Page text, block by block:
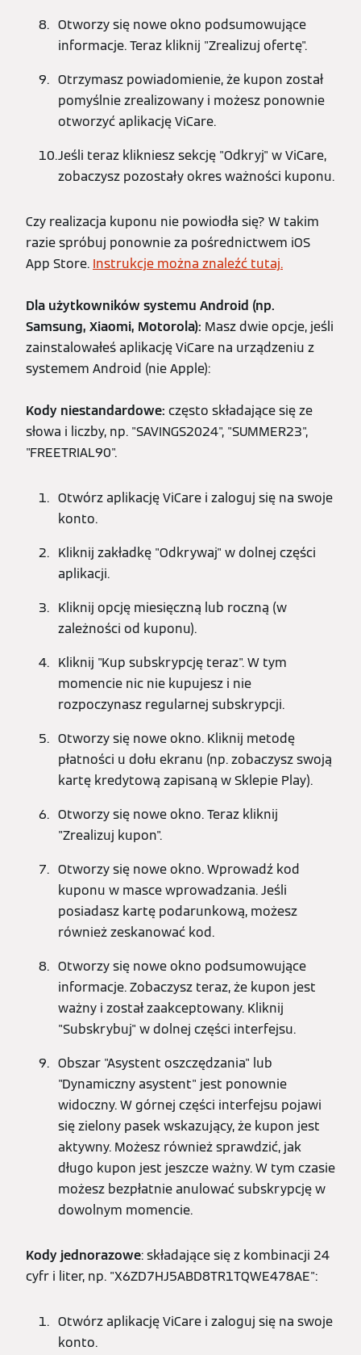
Otworzy się nowe okno podsumowujące
informacje. Teraz kliknij "Zrealizuj ofertę".
Otrzymasz powiadomienie, że kupon został
pomyślnie zrealizowany i możesz ponownie
otworzyć aplikację ViCare.
Jeśli teraz klikniesz sekcję "Odkryj" w ViCare,
zobaczysz pozostały okres ważności kuponu.
Czy realizacja kuponu nie powiodła się? W takim
razie spróbuj ponownie za pośrednictwem iOS
App Store. Instrukcje można znaleźć tutaj.
Dla użytkowników systemu Android (np.
Samsung, Xiaomi, Motorola): Masz dwie opcje, jeśli
zainstalowałeś aplikację ViCare na urządzeniu z
systemem Android (nie Apple):
Kody niestandardowe: często składające się ze
słowa i liczby, np. "SAVINGS2024", "SUMMER23",
"FREETRIAL90".
Otwórz aplikację ViCare i zaloguj się na swoje
konto.
Kliknij zakładkę "Odkrywaj" w dolnej części
aplikacji.
Kliknij opcję miesięczną lub roczną (w
zależności od kuponu).
Kliknij "Kup subskrypcję teraz". W tym
momencie nic nie kupujesz i nie
rozpoczynasz regularnej subskrypcji.
Otworzy się nowe okno. Kliknij metodę
płatności u dołu ekranu (np. zobaczysz swoją
kartę kredytową zapisaną w Sklepie Play).
Otworzy się nowe okno. Teraz kliknij
"Zrealizuj kupon".
Otworzy się nowe okno. Wprowadź kod
kuponu w masce wprowadzania. Jeśli
posiadasz kartę podarunkową, możesz
również zeskanować kod.
Otworzy się nowe okno podsumowujące
informacje. Zobaczysz teraz, że kupon jest
ważny i został zaakceptowany. Kliknij
"Subskrybuj" w dolnej części interfejsu.
Obszar "Asystent oszczędzania" lub
"Dynamiczny asystent" jest ponownie
widoczny. W górnej części interfejsu pojawi
się zielony pasek wskazujący, że kupon jest
aktywny. Możesz również sprawdzić, jak
długo kupon jest jeszcze ważny. W tym czasie
możesz bezpłatnie anulować subskrypcję w
dowolnym momencie.
Kody jednorazowe: składające się z kombinacji 24
cyfr i liter, np. "X6ZD7HJ5ABD8TR1TQWE478AE":
Otwórz aplikację ViCare i zaloguj się na swoje
konto.